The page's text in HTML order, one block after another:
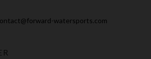
watersports.com